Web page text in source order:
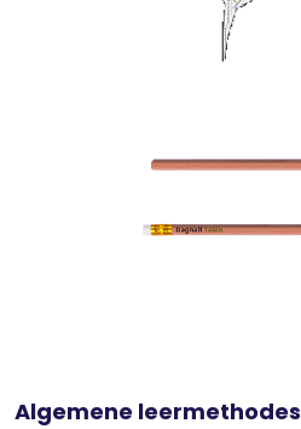
Algemene leermethodes